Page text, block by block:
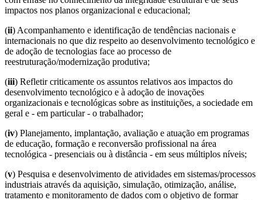
impactos nos planos organizacional e educacional;
(ii) Acompanhamento e identificação de tendências nacionais e
internacionais no que diz respeito ao desenvolvimento tecnológico e
de adoção de tecnologias face ao processo de
reestruturação/modernização produtiva;
(iii) Refletir criticamente os assuntos relativos aos impactos do
desenvolvimento tecnológico e à adoção de inovações
organizacionais e tecnológicas sobre as instituições, a sociedade em
geral e - em particular - o trabalhador;
(iv) Planejamento, implantação, avaliação e atuação em programas
de educação, formação e reconversão profissional na área
tecnológica - presenciais ou à distância - em seus múltiplos níveis;
(v) Pesquisa e desenvolvimento de atividades em sistemas/processos
industriais através da aquisição, simulação, otimização, análise,
tratamento e monitoramento de dados com o objetivo de formar